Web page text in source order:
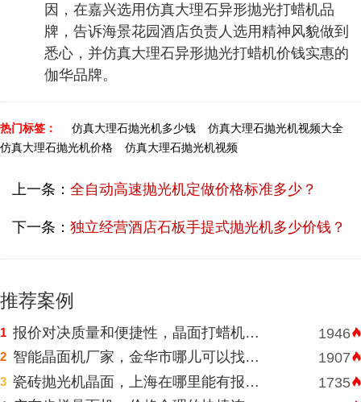
因，在嘉兴选用仿真大理石异形抛光打蜡机品
牌，告诉海景花园酒店负责人选用精神风貌做到
悉心，并仿真大理石异形抛光打蜡机价钱实惠的
伽华品牌。
热门标签： 仿真大理石抛光机多少钱
仿真大理石抛光机视频大全
仿真大理石抛光机价格
仿真大理石抛光机视频
上一条： 全自动高速抛光机定做价格标准多少？
下一条： 独立经营酒店石板手提式抛光机多少价钱？
推荐案例
1 报价对决质量和便捷性，晶面打蜡机河南挑选需明智判断 1946
2 智能晶面机厂家，金华市哪儿可以找到价格表合理水磨石晶面机？ 1907
3 瓷砖抛光机晶面，上海在哪里能有报价合理高速晶面机？ 1735